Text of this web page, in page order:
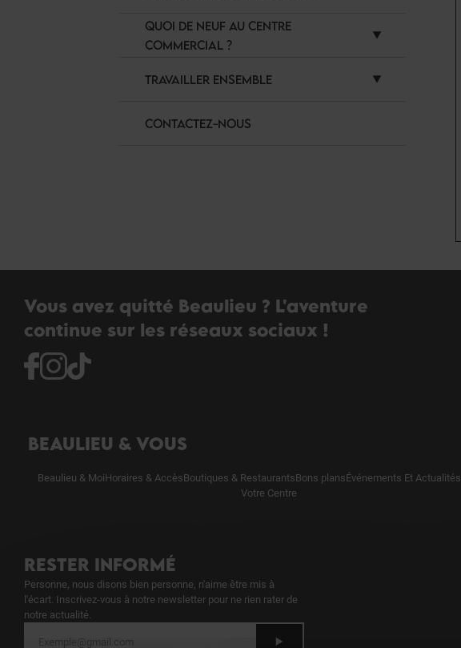
QUOI DE NEUF AU CENTRE
COMMERCIAL ?
TRAVAILLER ENSEMBLE
CONTACTEZ-NOUS
Vous avez quitté Beaulieu ? L'aventure
continue sur les réseaux sociaux !
BEAULIEU & VOUS
Beaulieu & MoiHoraires & AccèsBoutiques & RestaurantsBons plansÉvénements Et Actualités
Votre Centre
RESTER INFORMÉ
Personne, nous disons bien personne, n'aime être mis à
l'écart. Inscrivez-vous à notre newsletter pour ne rien rater de
notre actualité.